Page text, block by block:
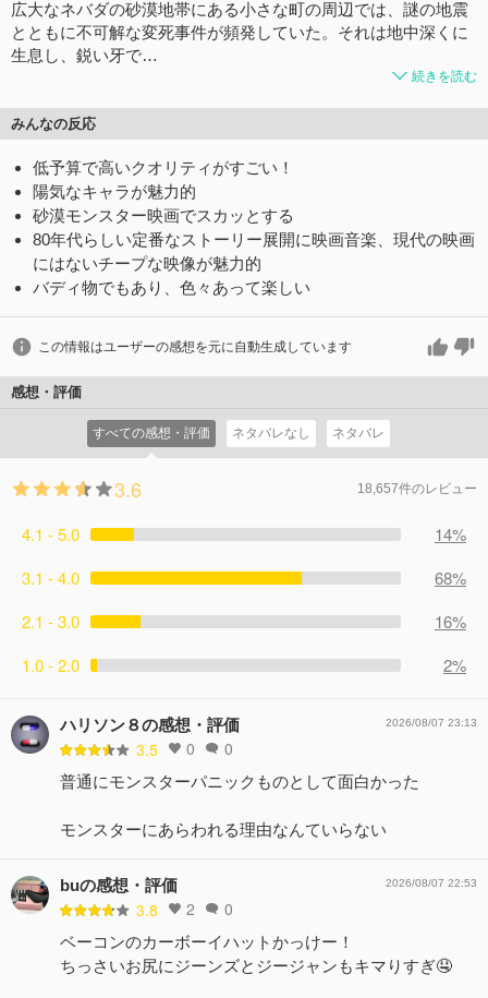
広大なネバダの砂漠地帯にある小さな町の周辺では、謎の地震
とともに不可解な変死事件が頻発していた。それは地中深くに
生息し、鋭い牙で…
続きを読む
みんなの反応
低予算で高いクオリティがすごい！
陽気なキャラが魅力的
砂漠モンスター映画でスカッとする
80年代らしい定番なストーリー展開に映画音楽、現代の映画
にはないチープな映像が魅力的
バディ物でもあり、色々あって楽しい
この情報はユーザーの感想を元に自動生成しています
感想・評価
すべての感想・評価 ネタバレなし ネタバレ
3.6 18,657件のレビュー
4.1 - 5.0
14%
3.1 - 4.0
68%
2.1 - 3.0
16%
1.0 - 2.0
2%
ハリソン８の感想・評価
3.5 0 0
2026/08/07 23:13
普通にモンスターパニックものとして面白かった
モンスターにあらわれる理由なんていらない
buの感想・評価
3.8 2 0
2026/08/07 22:53
ベーコンのカーボーイハットかっけー！
ちっさいお尻にジーンズとジージャンもキマりすぎ🤤